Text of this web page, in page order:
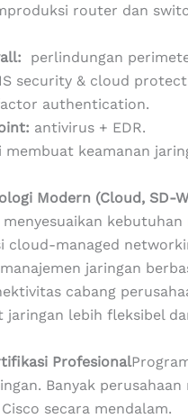
router dan
perlindungan
security & cloud
authentication.
antivirus + EDR.
membuat keamanan
Modern (Cloud, SD-
kebutuhan
cloud-managed
manajemen jaringan
cabang
jaringan lebih fleksibel
Profesional
Banyak
secara mendalam.